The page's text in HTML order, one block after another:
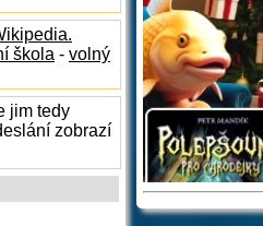
škola - volný
jim tedy
zobrazí